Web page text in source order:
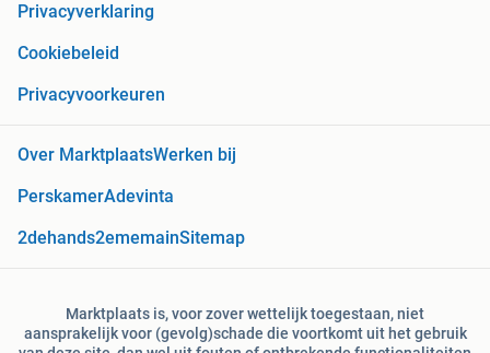
Privacyverklaring
Cookiebeleid
Privacyvoorkeuren
Over MarktplaatsWerken bij
PerskamerAdevinta
2dehands2ememainSitemap
Marktplaats is, voor zover wettelijk toegestaan, niet
aansprakelijk voor (gevolg)schade die voortkomt uit het gebruik